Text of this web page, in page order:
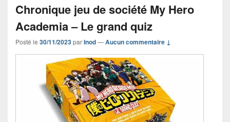
Chronique jeu de société My Hero
Academia – Le grand quiz
Posté le 30/11/2023parInod—Aucun commentaire ↓